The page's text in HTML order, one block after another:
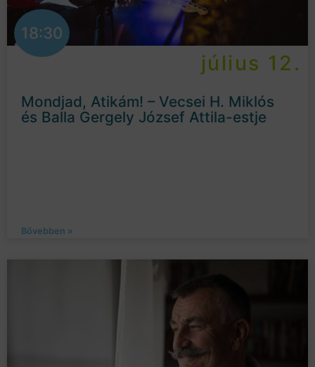
18:30
július 12.
Mondjad, Atikám! – Vecsei H. Miklós
és Balla Gergely József Attila-estje
Bővebben »